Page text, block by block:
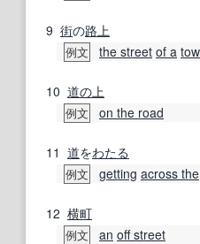
9 街の路上
例文 the street of a
10 道の 上
例文 on the road
11 道をわたる
例文 getting across the
12 横町
例文 an off street